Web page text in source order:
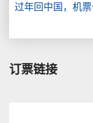
过年回中国，机
订票链接